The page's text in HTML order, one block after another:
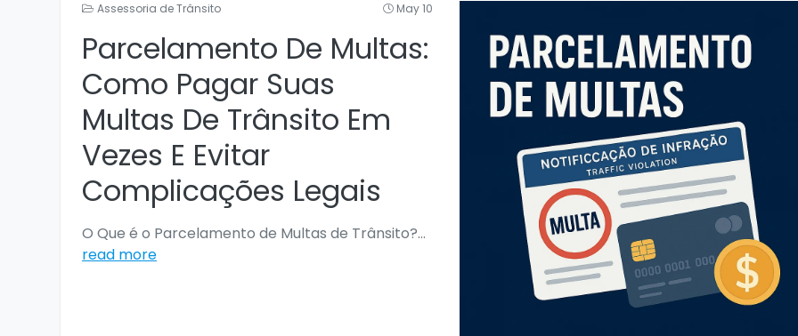
Assessoria de Trânsito May 10
Parcelamento De Multas:
Como Pagar Suas
Multas De Trânsito Em
Vezes E Evitar
Complicações Legais
O Que é o Parcelamento de Multas de Trânsito?...
read more